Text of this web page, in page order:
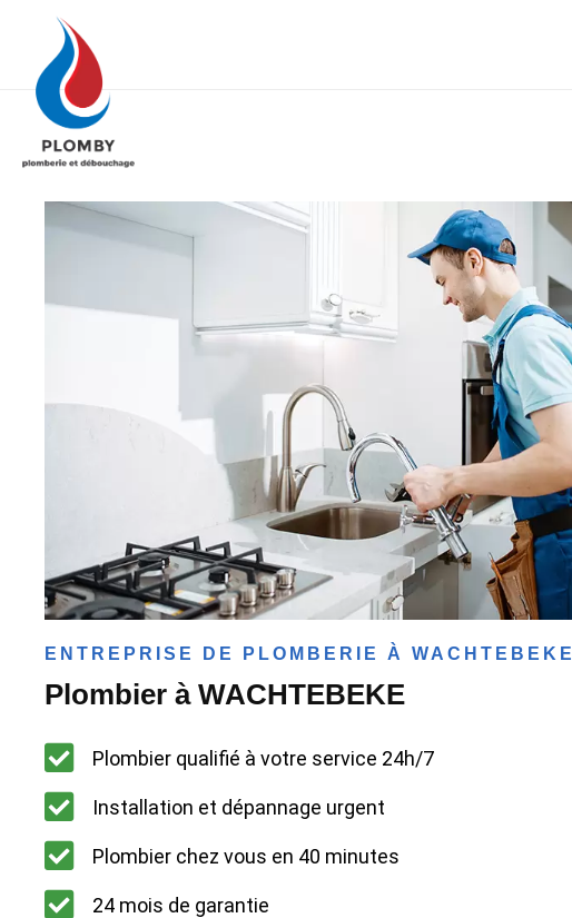
ENTREPRISE DE PLOMBERIE À WACHTEBEKE
Plombier à WACHTEBEKE
Plombier qualifié à votre service 24h/7
Installation et dépannage urgent
Plombier chez vous en 40 minutes
24 mois de garantie